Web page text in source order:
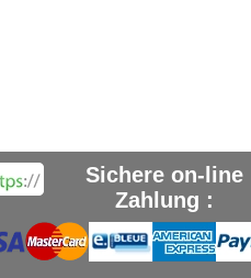
Sichere on-line
Zahlung :